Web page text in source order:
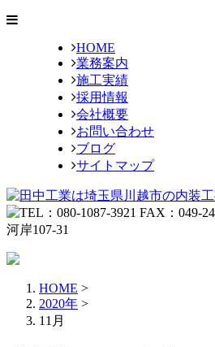
HOME
業務案内
施工実績
採用情報
会社概要
お問い合わせ
ブログ
サイトマップ
HOME >
2020年 >
11月